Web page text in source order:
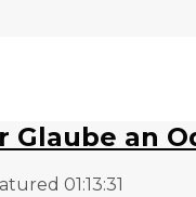
Glaube an
01:13:31